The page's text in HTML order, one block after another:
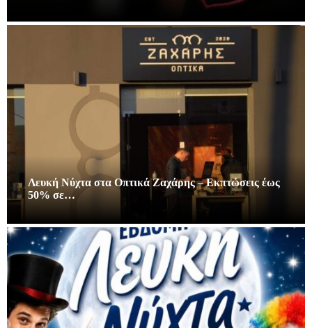
Λευκή Νύχτα στα Οπτικά Ζαχάρης – Εκπτώσεις έως
50% σε…